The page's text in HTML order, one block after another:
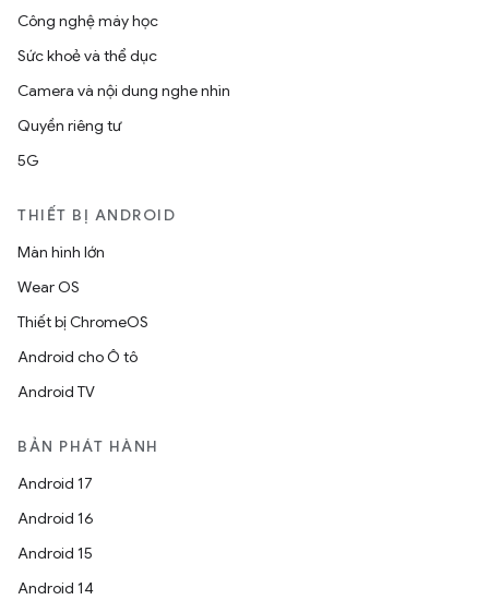
Công nghệ máy học
Sức khoẻ và thể dục
Camera và nội dung nghe nhìn
Quyền riêng tư
5G
THIẾT BỊ ANDROID
Màn hình lớn
Wear OS
Thiết bị ChromeOS
Android cho Ô tô
Android TV
BẢN PHÁT HÀNH
Android 17
Android 16
Android 15
Android 14